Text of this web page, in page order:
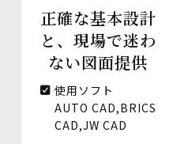
正確な基本設計
と、現場で迷わ
ない図面提供
使用ソフト
AUTO CAD,BRICS
CAD,JW CAD